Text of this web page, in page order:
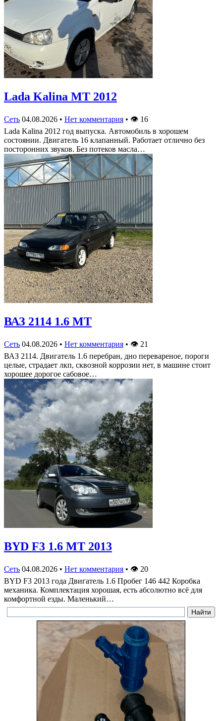
Lada Kalina МТ 2012
Сеть 04.08.2026 • Нет комментария • 👁 16
Lada Kalina 2012 год выпуска. Автомобиль в хорошем
состоянии. Двигатель 16 клапанный. Работает отлично без
посторонних звуков. Без потеков масла…
ВАЗ 2114 1.6 MT
Сеть 04.08.2026 • Нет комментария • 👁 21
ВАЗ 2114. Двигатель 1.6 перебран, дно перевареное, пороги
целые, страдает лкп, сквозной коррозии нет, в машине стоит
хорошее дорогое сабовое…
BYD F3 1.6 MT 2013
Сеть 04.08.2026 • Нет комментария • 👁 20
BYD F3 2013 года Двигатель 1.6 Пробег 146 442 Коробка
механика. Комплектация хорошая, есть абсолютно всё для
комфортной езды. Маленький…